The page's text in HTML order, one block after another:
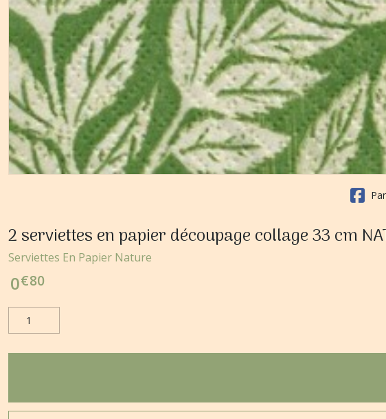
2 serviettes en papier découpage collage 33 cm
Serviettes En Papier Nature
0€80